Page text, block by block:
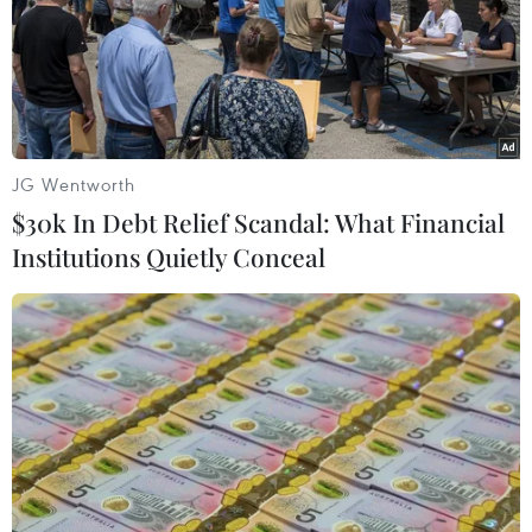
Hiện trường vụ ghe gỗ
phát nổ trên sông Sài Gòn
khiến một người thiệt
mạng
08/08/2026 09:03
Khởi tố 19 đối tượng cướp
giật tài sản tại Công ty Tân
Huê Viên
08/08/2026 08:52
CHUYỆN TUẦN QUA: Cảnh
báo nạn "giang hồ mạng”
kéo những hệ lụy ảo tràn
ra đời thực
08/08/2026 04:00
Tuyển Việt Nam giành vé
vào bán kết, vì sao ông Kim
Sang-sik vẫn không vui?
08/08/2026 03:37
JG Wentworth
$30k In Debt Relief Scandal: What Financial
Institutions Quietly Conceal